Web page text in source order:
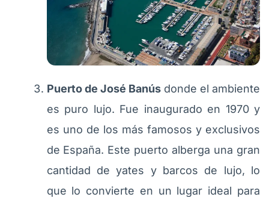
Puerto de José Banúsdonde el ambiente
es puro lujo. Fue inaugurado en 1970 y
es uno de los más famosos y exclusivos
de España. Este puerto alberga una gran
cantidad de yates y barcos de lujo, lo
que lo convierte en un lugar ideal para